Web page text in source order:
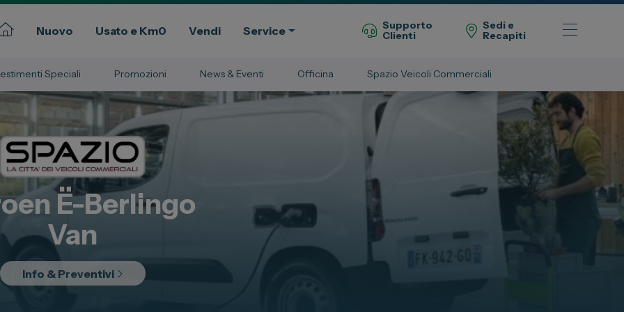
Nuovo Usato e Km0 Vendi Service
Supporto
Clienti
Sedi e
Recapiti
Speciali Promozioni News & Eventi Officina Spazio Veicoli Commerciali
e Km Zero
Gruppo Spazio
Il Gruppo Spazio
Impegno per il Sociale
Comunità Energetica
News ed Eventi
Telefono Officina
Email
spazio@spaziogroup.com
Ë-Berlingo
Van
Info & Preventivi